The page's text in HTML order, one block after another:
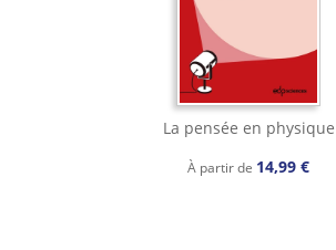
La pensée en physique
À partir de 14,99 €